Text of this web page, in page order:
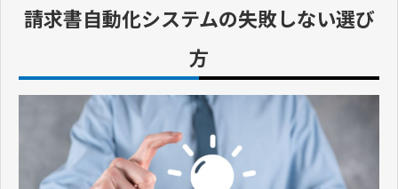
請求書自動化システムの失敗しない選び
方